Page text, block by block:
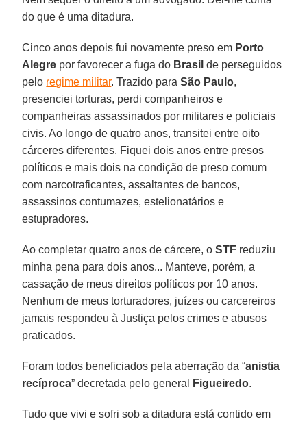
do que é uma ditadura.
Cinco anos depois fui novamente preso em Porto
Alegre por favorecer a fuga do Brasil de perseguidos
pelo regime militar. Trazido paraSão Paulo,
presenciei torturas, perdi companheiros e
companheiras assassinados por militares e policiais
civis. Ao longo de quatro anos, transitei entre oito
cárceres diferentes. Fiquei dois anos entre presos
políticos e mais dois na condição de preso comum
com narcotraficantes, assaltantes de bancos,
assassinos contumazes, estelionatários e
estupradores.
Ao completar quatro anos de cárcere, oSTF reduziu
minha pena para dois anos... Manteve, porém, a
cassação de meus direitos políticos por 10 anos.
Nenhum de meus torturadores, juízes ou carcereiros
jamais respondeu à Justiça pelos crimes e abusos
praticados.
Foram todos beneficiados pela aberração da “anistia
recíproca” decretada pelo general Figueiredo.
Tudo que vivi e sofri sob a ditadura está contido em